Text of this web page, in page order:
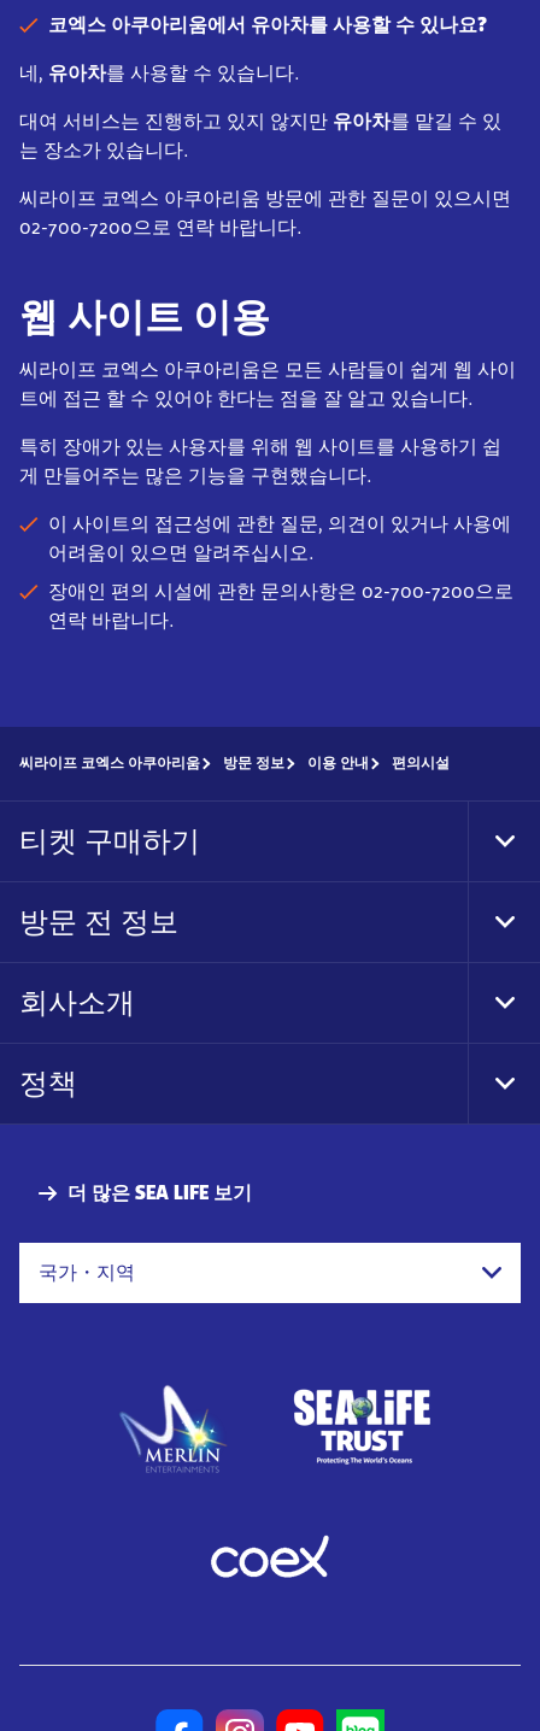
코엑스 아쿠아리움에서 유아차를 사용할 수 있나요?
네, 유아차를 사용할 수 있습니다.
대여 서비스는 진행하고 있지 않지만 유아차를 맡길 수 있
는 장소가 있습니다.
씨라이프 코엑스 아쿠아리움 방문에 관한 질문이 있으시면
02-700-7200으로 연락 바랍니다.
웹 사이트 이용
씨라이프 코엑스 아쿠아리움은 모든 사람들이 쉽게 웹 사이
트에 접근 할 수 있어야 한다는 점을 잘 알고 있습니다.
특히 장애가 있는 사용자를 위해 웹 사이트를 사용하기 쉽
게 만들어주는 많은 기능을 구현했습니다.
이 사이트의 접근성에 관한 질문, 의견이 있거나 사용에
어려움이 있으면 알려주십시오.
장애인 편의 시설에 관한 문의사항은 02-700-7200으로
연락 바랍니다.
더 많은 SEA LIFE 보기
국가・지역
씨라이프 코엑스 아쿠아리움 방문 정보 이용 안내 편의시설
티켓 구매하기
방문 전 정보
회사소개
정책